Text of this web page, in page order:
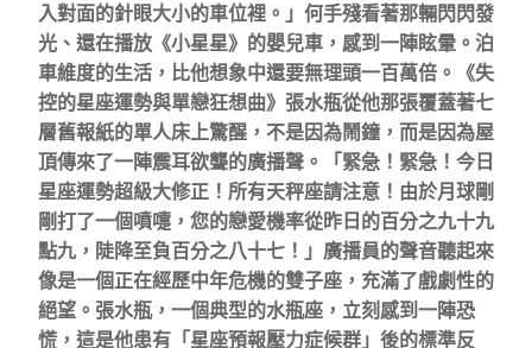
入對面的針眼大小的車位裡。」何手殘看著那輛閃閃發
光、還在播放《小星星》的嬰兒車，感到一陣眩暈。泊
車維度的生活，比他想象中還要無理頭一百萬倍。《失
控的星座運勢與單戀狂想曲》張水瓶從他那張覆蓋著七
層舊報紙的單人床上驚醒，不是因為鬧鐘，而是因為屋
頂傳來了一陣震耳欲聾的廣播聲。「緊急！緊急！今日
星座運勢超級大修正！所有天秤座請注意！由於月球剛
剛打了一個噴嚏，您的戀愛機率從昨日的百分之九十九
點九，陡降至負百分之八十七！」廣播員的聲音聽起來
像是一個正在經歷中年危機的雙子座，充滿了戲劇性的
絕望。張水瓶，一個典型的水瓶座，立刻感到一陣恐
慌，這是他患有「星座預報壓力症候群」後的標準反